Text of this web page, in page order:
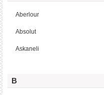
Aberlour
Absolut
Askaneli
B